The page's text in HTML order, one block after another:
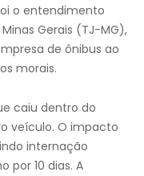
o entendimento
Gerais (TJ-MG),
de ônibus ao
morais.
caiu dentro do
veículo. O impacto
internação
por 10 dias. A